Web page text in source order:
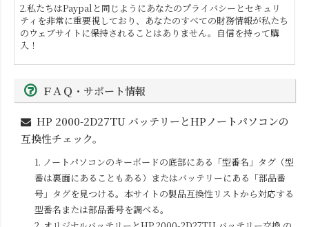
2.私たちはPaypalと同じようにあなたのプライバシーとセキュリ
ティを非常に重要視しており、あなたのすべての財務情報が私たち
のウェブサイトに保持されることはありません。自信を持って購
入！
ＦＡＱ・サポート情報
HP 2000-2D27TUバッテリーとHPノートパソコンの
互換性チェック。
1. ノートパソコンのキーボードの底部にある「型番名」タグ（型
番は裏面にあることもある）またはバッテリーにある「部品番
号」タグを見つける。本サイトの製品互換性リストから対応する
型番名または部品番号を調べる。